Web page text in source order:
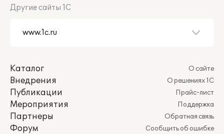
Другие сайты 1С
Каталог
Внедрения
Публикации
Мероприятия
Партнеры
Форум
О сайте
О решениях 1С
Прайс-лист
Поддержка
Обратная связь
Сообщить об ошибке